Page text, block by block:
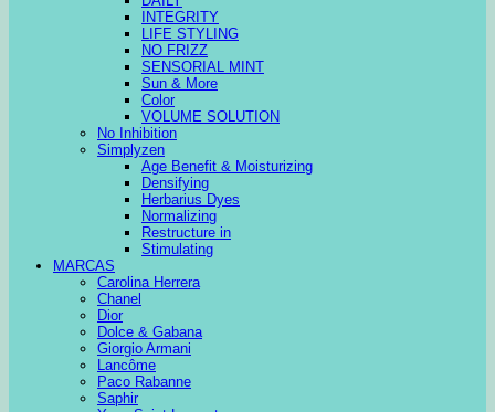
INTEGRITY
LIFE STYLING
NO FRIZZ
SENSORIAL MINT
Sun & More
Color
VOLUME SOLUTION
No Inhibition
Simplyzen
Age Benefit & Moisturizing
Densifying
Herbarius Dyes
Normalizing
Restructure in
Stimulating
MARCAS
Carolina Herrera
Chanel
Dior
Dolce & Gabana
Giorgio Armani
Lancôme
Paco Rabanne
Saphir